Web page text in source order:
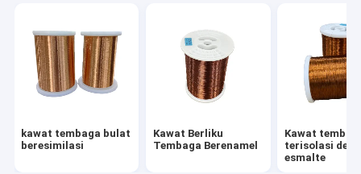
kawat tembaga bulat
beresimilasi
Kawat Berliku
Tembaga Berenamel
Kawat
terisolasi
esmalte